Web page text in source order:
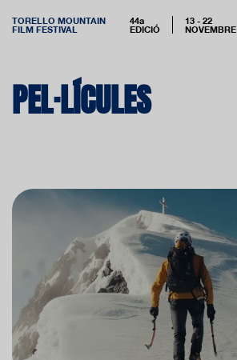
TORELLO MOUNTAIN
FILM FESTIVAL
44a
EDICIÓ
13 - 22
NOVEMBRE
PEL·LÍCULES